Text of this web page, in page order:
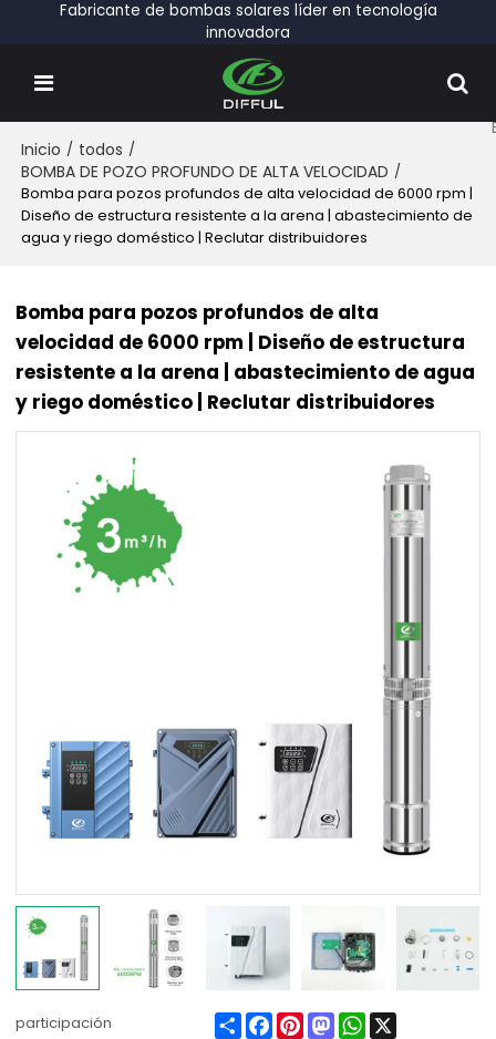
Fabricante de bombas solares líder en tecnología
innovadora
Inicio / todos /
BOMBA DE POZO PROFUNDO DE ALTA VELOCIDAD /
Bomba para pozos profundos de alta velocidad de 6000 rpm |
Diseño de estructura resistente a la arena | abastecimiento de
agua y riego doméstico | Reclutar distribuidores
Bomba para pozos profundos de alta
velocidad de 6000 rpm | Diseño de estructura
resistente a la arena | abastecimiento de agua
y riego doméstico | Reclutar distribuidores
participación ShareFacebook
PinterestMastodonWhatsApp